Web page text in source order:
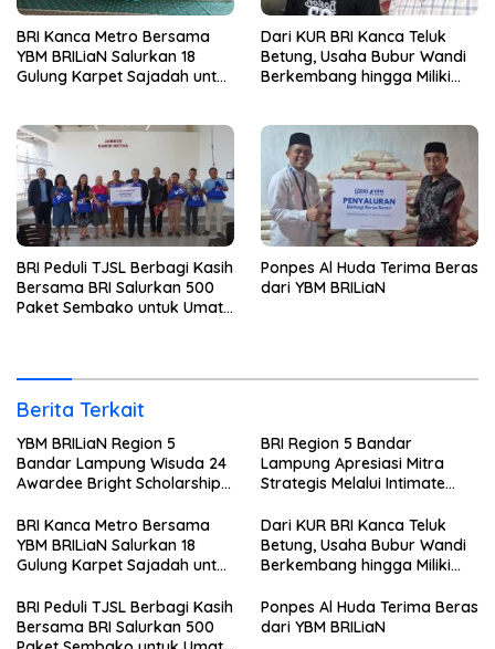
BRI Kanca Metro Bersama
YBM BRILiaN Salurkan 18
Gulung Karpet Sajadah untuk
Dari KUR BRI Kanca Teluk
Betung, Usaha Bubur Wandi
Berkembang hingga Miliki
BRI Peduli TJSL Berbagi Kasih
Bersama BRI Salurkan 500
Paket Sembako untuk Umat
Ponpes Al Huda Terima Beras
dari YBM BRILiaN
Berita Terkait
YBM BRILiaN Region 5
Bandar Lampung Wisuda 24
Awardee Bright Scholarship
Profesional Berakhlak Mulia
BRI Region 5 Bandar
Lampung Apresiasi Mitra
Strategis Melalui Intimate
Pemenang Merchant Lucky
Ride
BRI Kanca Metro Bersama
YBM BRILiaN Salurkan 18
Gulung Karpet Sajadah untuk
Dari KUR BRI Kanca Teluk
Betung, Usaha Bubur Wandi
Berkembang hingga Miliki
BRI Peduli TJSL Berbagi Kasih
Bersama BRI Salurkan 500
Ponpes Al Huda Terima Beras
dari YBM BRILiaN